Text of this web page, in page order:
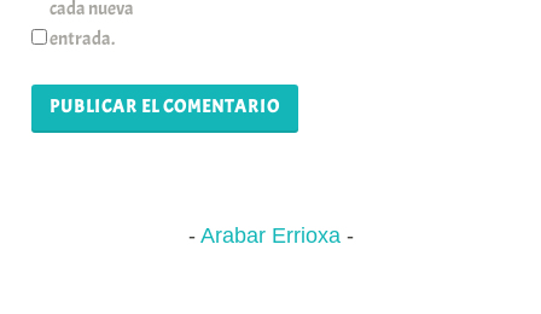
cada nueva
entrada.
Arabar Errioxa